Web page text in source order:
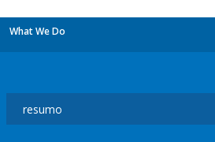
What We Do